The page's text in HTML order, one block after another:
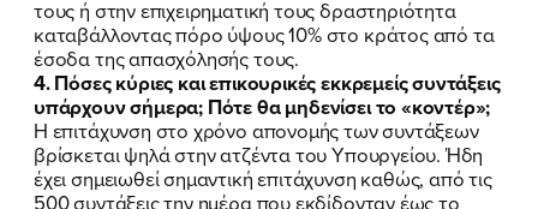
ΠΟΙΑ ΕΙΜΑΙ
τους ή στην επιχειρηματική τους δραστηριότητα
καταβάλλοντας πόρο ύψους 10% στο κράτος από τα
έσοδα της απασχόλησής τους.
4. Πόσες κύριες και επικουρικές εκκρεμείς συντάξεις
υπάρχουν σήμερα; Πότε θα μηδενίσει το «κοντέρ»;
Η επιτάχυνση στο χρόνο απονομής των συντάξεων
βρίσκεται ψηλά στην ατζέντα του Υπουργείου. Ήδη
έχει σημειωθεί σημαντική επιτάχυνση καθώς, από τις
500 συντάξεις την ημέρα που εκδίδονταν έως το